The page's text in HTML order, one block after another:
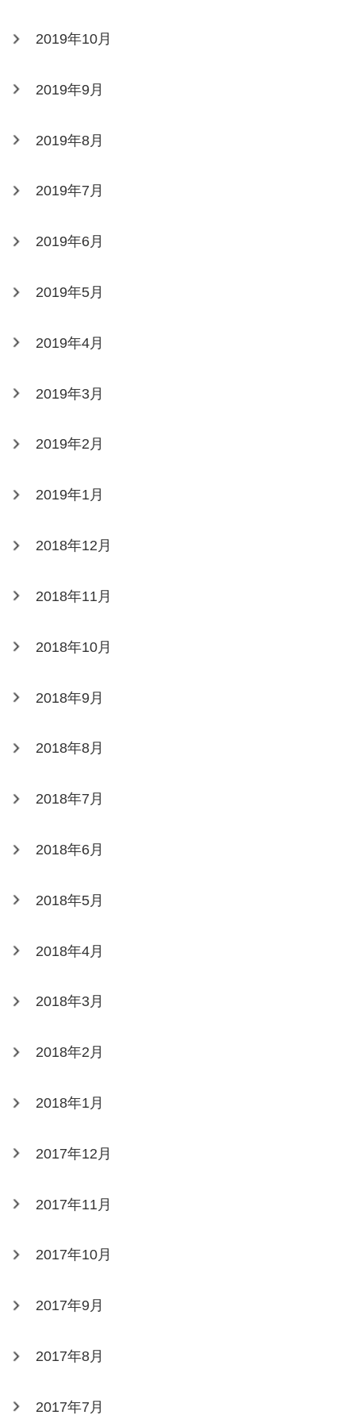
2019年10月
2019年9月
2019年8月
2019年7月
2019年6月
2019年5月
2019年4月
2019年3月
2019年2月
2019年1月
2018年12月
2018年11月
2018年10月
2018年9月
2018年8月
2018年7月
2018年6月
2018年5月
2018年4月
2018年3月
2018年2月
2018年1月
2017年12月
2017年11月
2017年10月
2017年9月
2017年8月
2017年7月